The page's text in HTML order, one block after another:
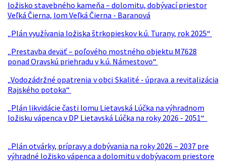
ložisko stavebného kameňa – dolomitu, dobývací priestor
Veľká Čierna, lom Veľká Čierna - Baranová
„Plán využívania ložiska štrkopieskov k.ú. Turany, rok 2025“
„Prestavba deväť – poľového mostného objektu M7628
ponad Oravskú priehradu v k.ú. Námestovo“
„Vodozádržné opatrenia v obci Skalité - úprava a revitalizácia
Rajského potoka“
„Plán likvidácie časti lomu Lietavská Lúčka na výhradnom
ložisku vápenca v DP Lietavská Lúčka na roky 2026 - 2051“
„Plán otvárky, prípravy a dobývania na roky 2026 – 2037 pre
výhradné ložisko vápenca a dolomitu v dobývacom priestore